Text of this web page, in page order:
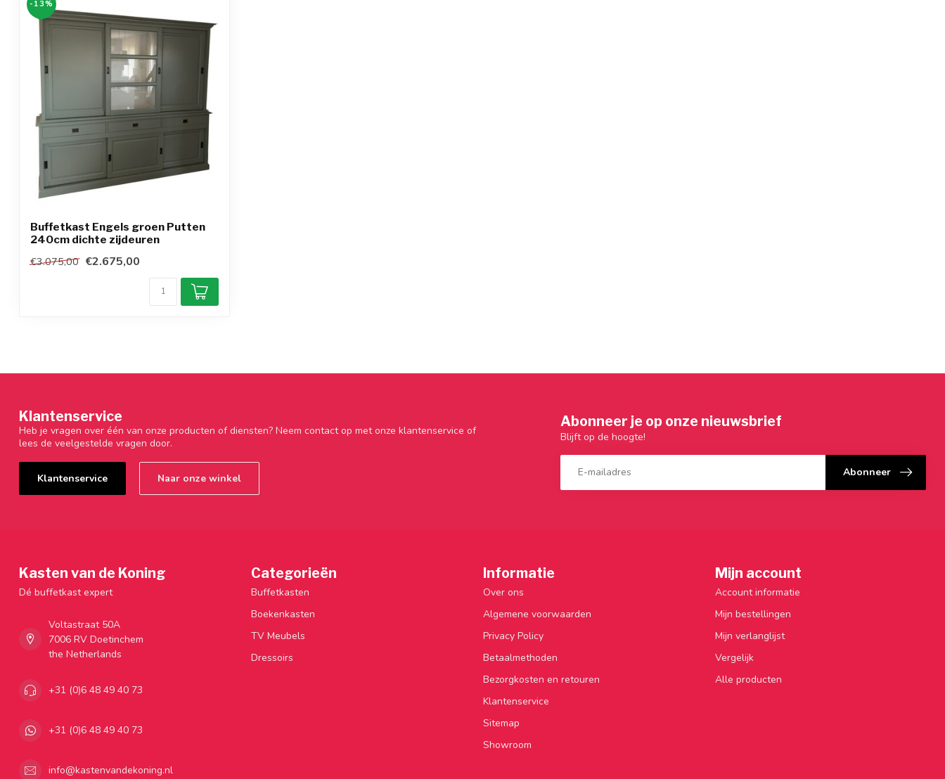
-13%
Buffetkast Engels groen Putten
240cm dichte zijdeuren
€3.075,00 €2.675,00
Klantenservice
Heb je vragen over één van onze producten of diensten? Neem contact op met onze klantenservice of
lees de veelgestelde vragen door.
Klantenservice Naar onze winkel
Abonneer je op onze nieuwsbrief
Blijft op de hoogte!
Abonneer
Kasten van de Koning
Dé buffetkast expert
Voltastraat 50A
7006 RV Doetinchem
the Netherlands
+31 (0)6 48 49 40 73
+31 (0)6 48 49 40 73
info@kastenvandekoning.nl
Categorieën
Buffetkasten
Boekenkasten
TV Meubels
Dressoirs
Informatie
Over ons
Algemene voorwaarden
Privacy Policy
Betaalmethoden
Bezorgkosten en retouren
Klantenservice
Sitemap
Showroom
Mijn account
Account informatie
Mijn bestellingen
Mijn verlanglijst
Vergelijk
Alle producten